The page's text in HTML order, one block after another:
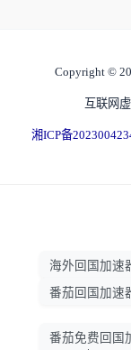
Copyright ©
互联网
湘ICP备
海外回国加速
番茄回国加速
番茄免费回国